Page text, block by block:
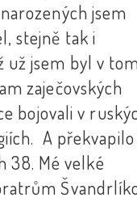
jsem
stejně tak i
už jsem byl v
zaječovských
bojovali v
A
38. Mé velké